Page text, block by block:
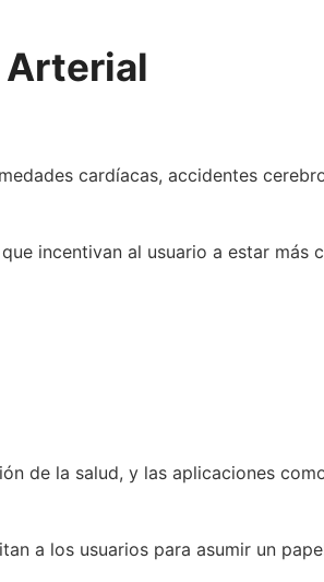
Arterial
cardíacas, accidentes
incentivan al usuario a estar más
de la salud, y las aplicaciones
a los usuarios para asumir un